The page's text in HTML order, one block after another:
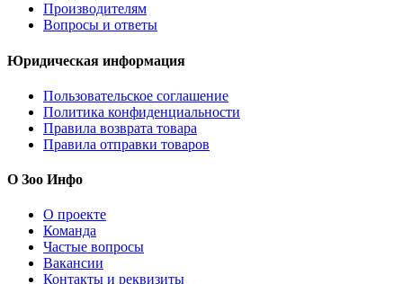
Производителям
Вопросы и ответы
Юридическая информация
Пользовательское соглашение
Политика конфиденциальности
Правила возврата товара
Правила отправки товаров
О Зоо Инфо
О проекте
Команда
Частые вопросы
Вакансии
Контакты и реквизиты